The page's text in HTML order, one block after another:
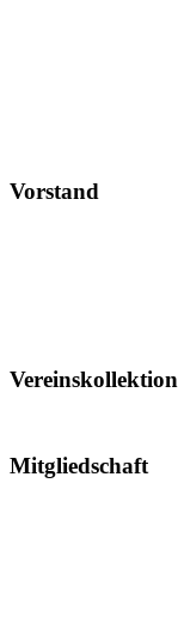
Vorstand
Vereinskollektion
Mitgliedschaft